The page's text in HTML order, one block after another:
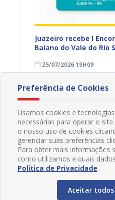
Juazeiro recebe I
Baiano do Vale do Rio
25/07/2026 19H09
Preferência de Cookies
Usamos cookies e
necessárias para operar o
o nosso uso de cookies
gerenciar suas preferências
Para obter mais informações
como utilizamos e quais
Política de Privacidade.
Aceitar todos